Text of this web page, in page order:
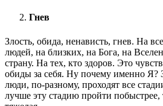
Гнев
Злость, обида, ненависть, гнев. На
людей, на близких, на Бога, на
страну. На тех, кто здоров. Это
обиды за себя. Ну почему именно Я?
люди, по-разному, проходят все
лучше эту стадию пройти побыстрее,